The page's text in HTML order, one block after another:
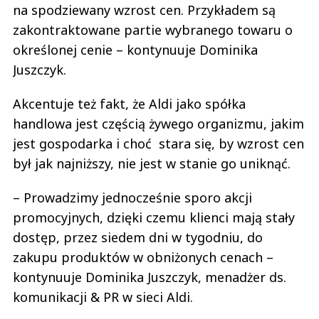
na spodziewany wzrost cen. Przykładem są
zakontraktowane partie wybranego towaru o
określonej cenie – kontynuuje Dominika
Juszczyk.
Akcentuje też fakt, że Aldi jako spółka
handlowa jest częścią żywego organizmu, jakim
jest gospodarka i choć stara się, by wzrost cen
był jak najniższy, nie jest w stanie go uniknąć.
– Prowadzimy jednocześnie sporo akcji
promocyjnych, dzięki czemu klienci mają stały
dostęp, przez siedem dni w tygodniu, do
zakupu produktów w obniżonych cenach –
kontynuuje Dominika Juszczyk, menadżer ds.
komunikacji & PR w sieci Aldi.